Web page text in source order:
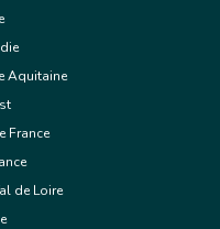
Aquitaine
France
de Loire